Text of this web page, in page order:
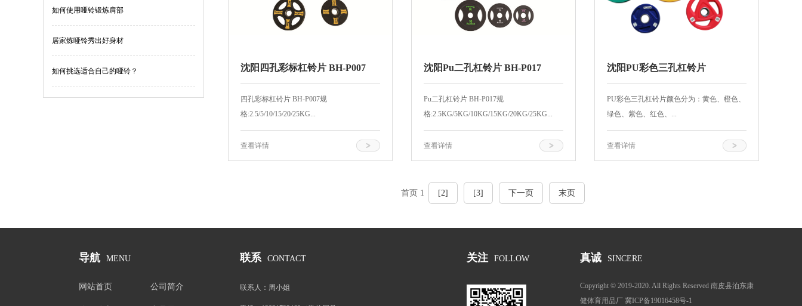
如何使用哑铃锻炼肩部
居家炼哑铃秀出好身材
如何挑选适合自己的哑铃？ 沈阳四孔彩标杠铃片 BH-P007
四孔彩标杠铃片 BH-P007规
格:2.5/5/10/15/20/25KG...
查看详情
沈阳Pu二孔杠铃片 BH-P017
Pu二孔杠铃片 BH-P017规
格:2.5KG/5KG/10KG/15KG/20KG/25KG...
查看详情
沈阳PU彩色三孔杠铃片
PU彩色三孔杠铃片颜色分为：黄色、橙色、
绿色、紫色、红色、...
查看详情
首页 1 [2] [3] 下一页 末页
导航 MENU
网站首页 公司简介
联系 CONTACT
联系人： 周小姐
关注 FOLLOW 真诚 SINCERE
Copyright © 2019-2020. All Rights Reserved 南皮县泊东康
健体育用品厂 冀ICP备19016458号-1